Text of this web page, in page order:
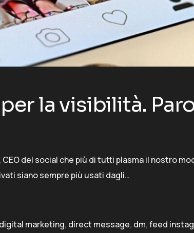
la visibilità.
del social che più di tutti plasma il nostro
siano sempre più usati dagli…
digital marketing, direct message, dm,feed